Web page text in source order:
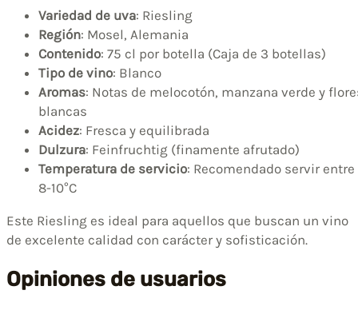
Variedad de uva: Riesling
Región: Mosel, Alemania
Contenido: 75 cl por botella (Caja de 3 botellas)
Tipo de vino: Blanco
Aromas: Notas de melocotón, manzana verde y
blancas
Acidez: Fresca y equilibrada
Dulzura: Feinfruchtig (finamente afrutado)
Temperatura de servicio: Recomendado servir entre
8-10°C
Este Riesling es ideal para aquellos que buscan un vino
de excelente calidad con carácter y sofisticación.
Opiniones de usuarios